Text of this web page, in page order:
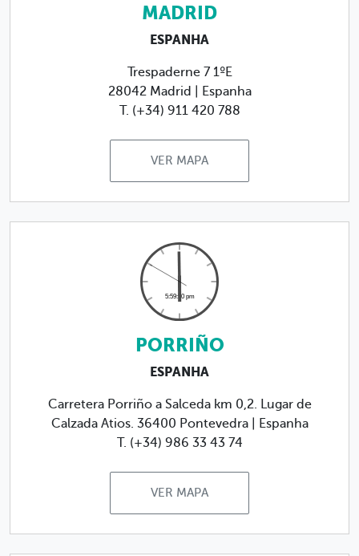
MADRID
ESPANHA
Trespaderne 7 1ºE
28042 Madrid | Espanha
T. (+34) 911 420 788
VER MAPA
PORRIÑO
ESPANHA
Carretera Porriño a Salceda km 0,2. Lugar de
Calzada Atios. 36400 Pontevedra | Espanha
T. (+34) 986 33 43 74
VER MAPA